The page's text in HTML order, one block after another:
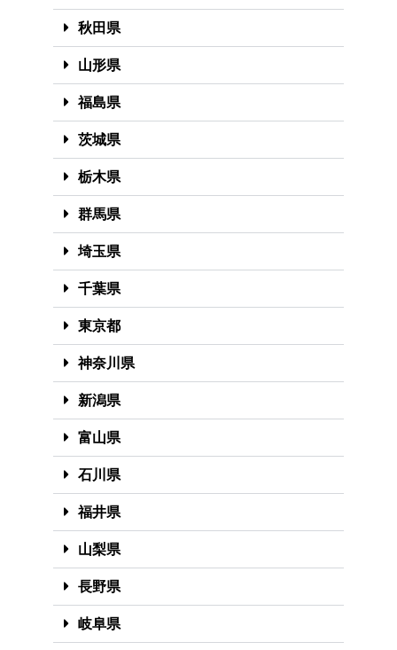
秋田県
山形県
福島県
茨城県
栃木県
群馬県
埼玉県
千葉県
東京都
神奈川県
新潟県
富山県
石川県
福井県
山梨県
長野県
岐阜県